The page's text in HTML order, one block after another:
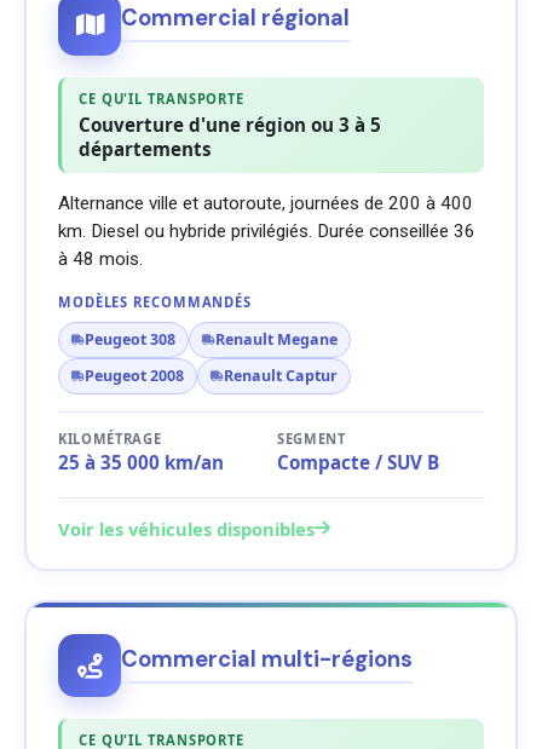
Commercial régional
CE QU'IL TRANSPORTE
Couverture d'une région ou 3 à 5
départements
Alternance ville et autoroute, journées de 200 à 400
km. Diesel ou hybride privilégiés. Durée conseillée 36
à 48 mois.
MODÈLES RECOMMANDÉS
Peugeot 308
Renault Megane
Peugeot 2008
Renault Captur
KILOMÉTRAGE
25 à 35 000 km/an
SEGMENT
Compacte / SUV B
Voir les véhicules disponibles
Commercial multi-régions
CE QU'IL TRANSPORTE